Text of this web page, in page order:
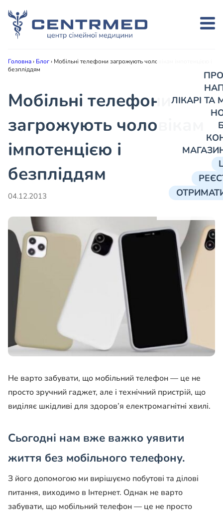
ЛІКАРІ
Головна› Блог› Мобільні телефони загрожують чоловікам імпотенцією і
безпліддям
Мобільні телефони
загрожують чоловікам
імпотенцією і
безпліддям
04.12.2013
Не варто забувати, що мобільний телефон — це не
просто зручний гаджет, але і технічний пристрій, що
виділяє шкідливі для здоров’я електромагнітні хвилі.
Сьогодні нам вже важко уявити
життя без мобільного телефону.
З його допомогою ми вирішуємо побутові та ділові
питання, виходимо в Інтернет. Однак не варто
забувати, що мобільний телефон — це не просто